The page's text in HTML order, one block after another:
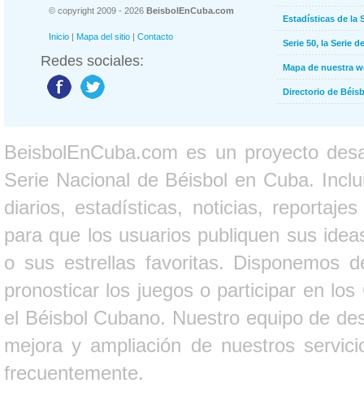
© copyright 2009 - 2026 BeisbolEnCuba.com
Inicio | Mapa del sitio | Contacto
Redes sociales:
Estadísticas de la
Serie 50, la Serie
Mapa de nuestra
Directorio de
BeisbolEnCuba.com es un proyecto
Serie Nacional de Béisbol en Cuba.
diarios, estadísticas, noticias,
para que los usuarios publiquen sus
o sus estrellas favoritas. Disponemos
pronosticar los juegos o participar en
el Béisbol Cubano. Nuestro equipo de
mejora y ampliación de nuestros
frecuentemente.